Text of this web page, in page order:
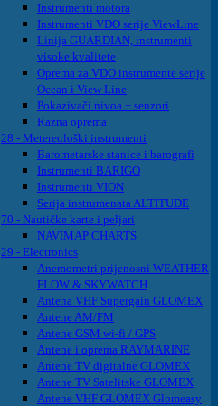
Instrumenti motora
Instrumenti VDO serije ViewLine
Linija GUARDIAN, instrumenti
visoke kvalitete
Oprema za VDO instrumente serije
Ocean i View Line
Pokazivači nivoa + senzori
Razna oprema
28 - Metereološki instrumenti
Barometarske stanice i barografi
Instrumenti BARIGO
Instrumenti VION
Serija instrumenata ALTITUDE
70 - Nautičke karte i peljari
NAVIMAP CHARTS
29 - Electronics
Anemometri prijenosni WEATHER
FLOW & SKYWATCH
Antena VHF Supergain GLOMEX
Antene AM/FM
Antene GSM wi-fi / GPS
Antene i oprema RAYMARINE
Antene TV digitalne GLOMEX
Antene TV Satelitske GLOMEX
Antene VHF GLOMEX Glomeasy